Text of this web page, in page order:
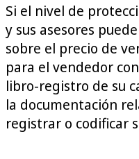
Si el nivel de
y sus asesores
sobre el precio de
para el vendedor
libro-registro de su
la documentación
registrar o codificar